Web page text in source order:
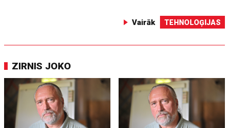
Vairāk TEHNOLOĢIJAS
ZIRNIS JOKO